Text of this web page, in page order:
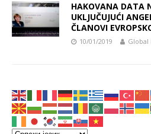
HAKOVANA DATA
UKLJUČUJUĆI
ČLANOVI
10/01/2019 Global